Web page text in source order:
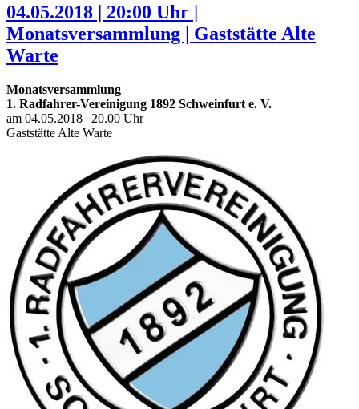
04.05.2018 | 20:00 Uhr |
Monatsversammlung | Gaststätte Alte
Warte
Monatsversammlung
1. Radfahrer-Vereinigung 1892 Schweinfurt e. V.
am 04.05.2018 | 20.00 Uhr
Gaststätte Alte Warte